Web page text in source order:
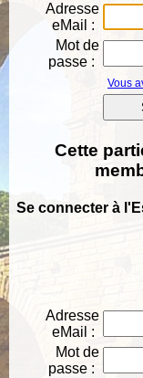
Adresse
eMail :
Mot de
passe :
Vous
Cette
Se connecter à
Adresse
eMail :
Mot de
passe :